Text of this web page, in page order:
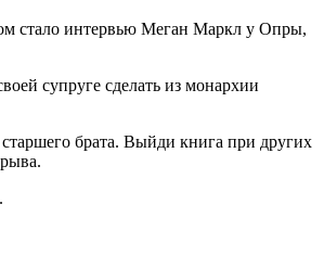
стало интервью Меган Маркл у Опры,
супруге сделать из монархии
брата. Выйди книга при других